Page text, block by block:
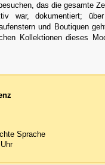
das die gesamte
war, dokumentiert;
und Boutiquen
Kollektionen dieses
Sprache